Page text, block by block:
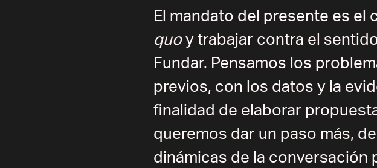
El mandato del presente es el
quoy trabajar contra el
Fundar. Pensamos los
previos, con los datos y la
finalidad de elaborar
queremos dar un paso más,
dinámicas de la conversación